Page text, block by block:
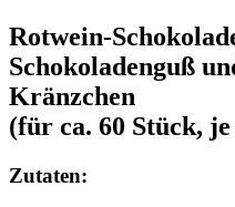
Rotwein-
Schokoladenguß
Kränzchen
(für ca. 60 Stück,
Zutaten: